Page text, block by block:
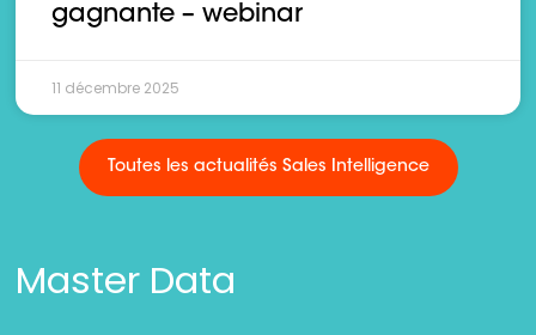
gagnante – webinar
11 décembre 2025
Toutes les actualités Sales Intelligence
Master Data